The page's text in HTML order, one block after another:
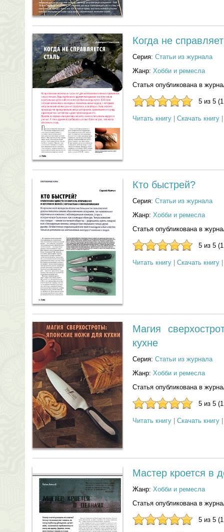
Когда не
Серия: Статьи из журнала
Жанр: Хобби и ремесла
Статья опубликована в
5 из 5
Читать книгу Скачать книгу
Кто быстрей?
Серия: Статьи из журнала
Жанр: Хобби и ремесла
Статья опубликована в
5 из 5
Читать книгу Скачать книгу
Магия
кухне
Серия: Статьи из журнала
Жанр: Хобби и ремесла
Статья опубликована в
5 из 5
Читать книгу Скачать книгу
Мастер кроется в
Жанр: Хобби и ремесла
Статья опубликована в
5 из 5